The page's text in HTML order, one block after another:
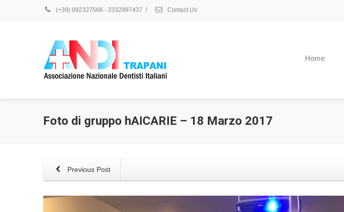
(+39) 092327566 - 3332997437 / Contact Us
Home
Foto di gruppo hAICARIE – 18 Marzo 2017
Previous Post